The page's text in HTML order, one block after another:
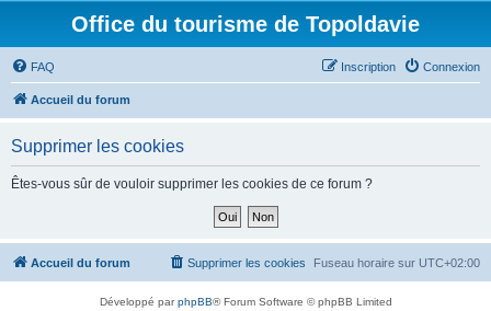
Office du tourisme de Topoldavie
FAQ Connexion
Inscription
Accueil du forum
Supprimer les cookies
Êtes-vous sûr de vouloir supprimer les cookies de ce forum ?
Accueil du forum Fuseau horaire sur UTC+02:00
Supprimer les cookies
Développé parphpBB® Forum Software © phpBB Limited